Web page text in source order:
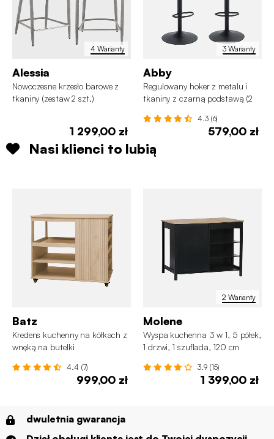
4 Warianty
Alessia
Nowoczesne krzesło barowe z
tkaniny (zestaw 2 szt.)
1 299,00 zł
3 Warianty
Abby
Regulowany hoker z metalu i
tkaniny z czarną podstawą (2
4.3 (6)
579,00 zł
Nasi klienci to lubią
Batz
Kredens kuchenny na kółkach z
wnęką na butelki
4.4 (7)
999,00 zł
2 Warianty
Molene
Wyspa kuchenna 3 w 1, 5 półek,
1 drzwi, 1 szuflada, 120 cm
3.9 (15)
1 399,00 zł
dwuletnia gwarancja